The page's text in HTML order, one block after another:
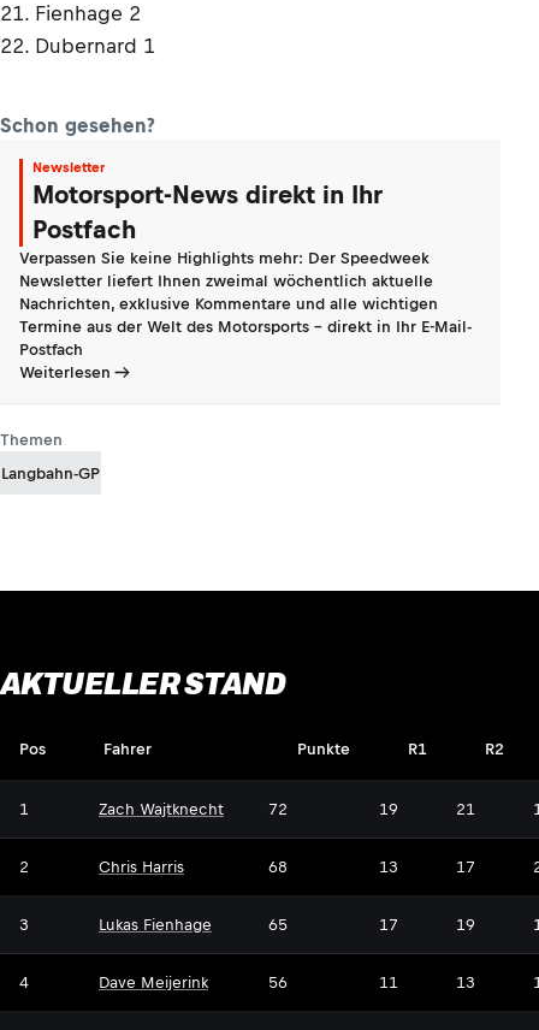
21. Fienhage 2
22. Dubernard 1
Schon gesehen?
Newsletter
Motorsport-News direkt in Ihr
Postfach
Verpassen Sie keine Highlights mehr: Der Speedweek
Newsletter liefert Ihnen zweimal wöchentlich aktuelle
Nachrichten, exklusive Kommentare und alle wichtigen
Termine aus der Welt des Motorsports - direkt in Ihr E-Mail-
Postfach
Weiterlesen
Themen
Langbahn-GP
AKTUELLER STAND
Pos Fahrer Punkte R1 R2
1 Zach Wajtknecht 72 19 21
2 Chris Harris 68 13 17
3 Lukas Fienhage 65 17 19
4 Dave Meijerink 56 11 13